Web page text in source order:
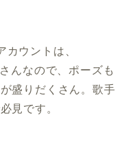
ウントは、
んなので、ポーズも
盛りだくさん。歌手
見です。